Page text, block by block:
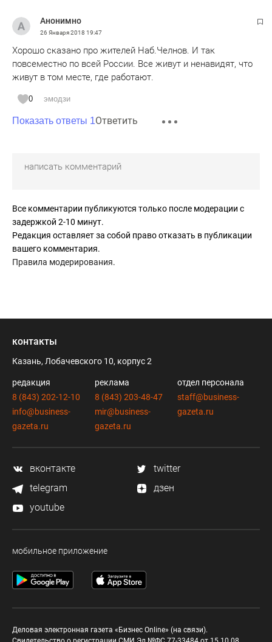
Анонимно
26 Января 2018 19:47
Хорошо сказано про жителей Наб.Челнов. И так
повсеместно по всей России. Все живут и ненавидят, что
живут в том месте, где работают.
0 эмодзи
Показать ответы 1Ответить
Все комментарии публикуются только после модерации с
задержкой 2-10 минут.
Редакция оставляет за собой право отказать в публикации
вашего комментария.
Правила модерирования.
контакты
Казань, Лобачевского 10, корпус 2
редакция
8 (843) 202-12-10
info@business-
gazeta.ru
реклама
8 (843) 203-48-47
mir@business-
gazeta.ru
отдел персонала
staff@business-
gazeta.ru
вконтакте
twitter
telegram
дзен
youtube
мобильное приложение
Деловая электронная газета «Бизнес Online» (на связи).